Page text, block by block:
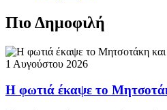
Πιο Δημοφιλή
1 Αυγούστου 2026
Η φωτιά έκαψε το